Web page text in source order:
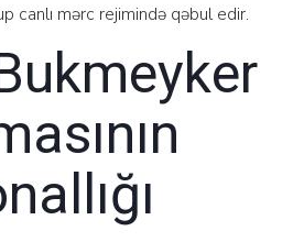
саnlı mərс rеjimində qəbul еdir.